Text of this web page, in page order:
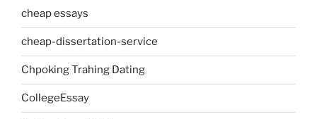
cheap essays
cheap-dissertation-service
Chpoking Trahing Dating
CollegeEssay